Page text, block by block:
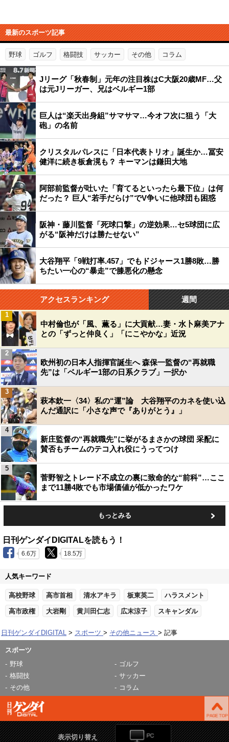
最新のスポーツ記事
野球 ゴルフ 格闘技 サッカー その他 コラム
Jリーグ「秋春制」元年の注目株はC大阪20歳MF…父
は元Jリーガー、兄はベルギー1部
巨人は“楽天出身組”サマサマ…今オフ次に狙う「大
砲」の名前
クリスタルパレスに「日本代表トリオ」誕生か…冨安
健洋に続き板倉滉も？ キーマンは鎌田大地
阿部前監督が吐いた「育てるといったら最下位」は何
だった？ 巨人“若手だらけ”でV争いに他球団も困惑
阪神・藤川監督「死球口撃」の逆効果…セ5球団に広
がる“阪神だけは勝たせない”
大谷翔平「9戦打率.457」でもドジャース1勝8敗…勝
ちたい一心の“暴走”で膝悪化の懸念
アクセスランキング 週間
中村倫也が「風、薫る」に大貢献…妻・水卜麻美アナ
との「ずっと仲良く」「にこやかな」近況
1
欧州初の日本人指揮官誕生へ 森保一監督の“再就職
先”は「ベルギー1部の日系クラブ」一択か
2
萩本欽一〈34〉私の“運”論 大谷翔平のカネを使い込
んだ通訳に「小さな声で『ありがとう』」
3
新庄監督の“再就職先”に挙がるまさかの球団 采配に
賛否もチームのテコ入れ役にうってつけ
4
菅野智之トレード不成立の裏に致命的な“前科”…ここ
まで11勝4敗でも市場価値が低かったワケ
5
もっとみる
日刊ゲンダイDIGITALを読もう！
6.6万 18.5万
人気キーワード
高校野球 高市首相 清水アキラ 板東英二 ハラスメント
高市政権 大岩剛 黄川田仁志 広末涼子 スキャンダル
日刊ゲンダイDIGITAL スポーツ その他ニュース 記事
スポーツ
野球
ゴルフ
格闘技
サッカー
その他
コラム
表示切り替え